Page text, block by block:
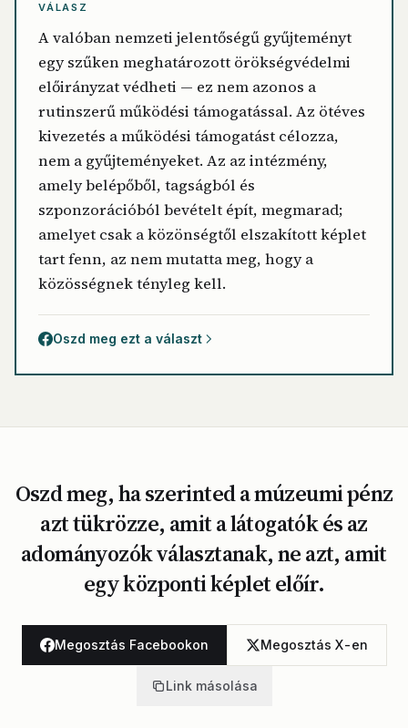
VÁLASZ
A valóban nemzeti jelentőségű gyűjteményt
egy szűken meghatározott örökségvédelmi
előirányzat védheti — ez nem azonos a
rutinszerű működési támogatással. Az ötéves
kivezetés a működési támogatást célozza,
nem a gyűjteményeket. Az az intézmény,
amely belépőből, tagságból és
szponzorációból bevételt épít, megmarad;
amelyet csak a közönségtől elszakított képlet
tart fenn, az nem mutatta meg, hogy a
közösségnek tényleg kell.
Oszd meg ezt a választ
Oszd meg, ha szerinted a múzeumi pénz
azt tükrözze, amit a látogatók és az
adományozók választanak, ne azt, amit
egy központi képlet előír.
Megosztás Facebookon Megosztás X-en
Link másolása